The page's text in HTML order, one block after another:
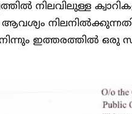
നിലവിലുള്ള
ഇത്തരത്തിൽ ഒരു